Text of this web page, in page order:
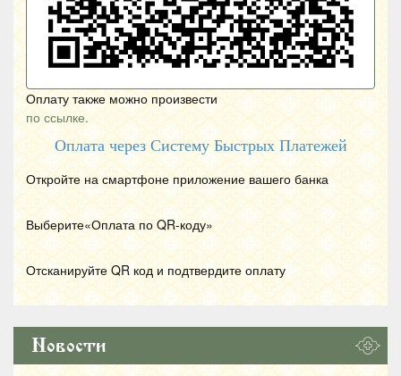
Оплату также можно произвести
по ссылке.
Оплата через Систему Быстрых Платежей
Откройте на смартфоне приложение вашего банка
Выберите«Оплата по QR-коду»
Отсканируйте QR код и подтвердите оплату
Новости